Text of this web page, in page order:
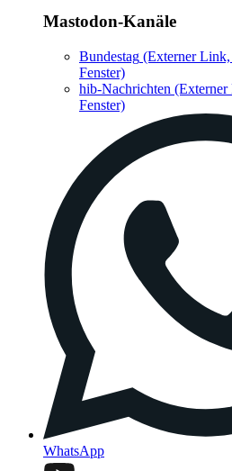
Mastodon-Kanäle
Bundestag (Externer
Fenster)
hib-Nachrichten
Fenster)
WhatsApp